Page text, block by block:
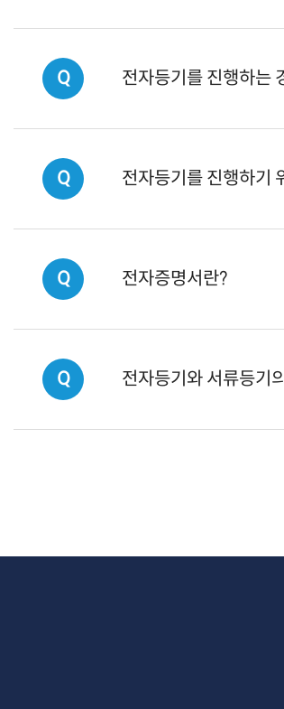
Q 전자등기를 진행하는
Q 전자등기를 진행하기
Q 전자증명서란?
Q 전자등기와 서류등기